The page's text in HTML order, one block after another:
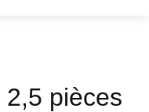
pièces